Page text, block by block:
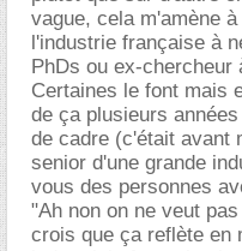
vague, cela m'amène
l'industrie française à
PhDs ou ex-chercheur
Certaines le font mais
de ça plusieurs
de cadre (c'était avant
senior d'une grande
vous des personnes
"Ah non on ne veut
crois que ça reflète en